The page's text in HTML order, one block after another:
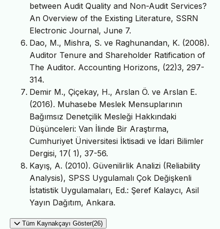
between Audit Quality and Non-Audit Services?
An Overview of the Existing Literature, SSRN
Electronic Journal, June 7.
Dao, M., Mishra, S. ve Raghunandan, K. (2008).
Auditor Tenure and Shareholder Ratification of
The Auditor. Accounting Horizons, (22)3, 297-
314.
Demir M., Çiçekay, H., Arslan Ö. ve Arslan E.
(2016). Muhasebe Meslek Mensuplarının
Bağımsız Denetçilik Mesleği Hakkındaki
Düşünceleri: Van İlinde Bir Araştırma,
Cumhuriyet Üniversitesi İktisadi ve İdari Bilimler
Dergisi, 17( 1), 37-56.
Kayış, A. (2010). Güvenilirlik Analizi (Reliability
Analysis), SPSS Uygulamalı Çok Değişkenli
İstatistik Uygulamaları, Ed.: Şeref Kalaycı, Asil
Yayın Dağıtım, Ankara.
Tüm Kaynakçayı Göster(26)